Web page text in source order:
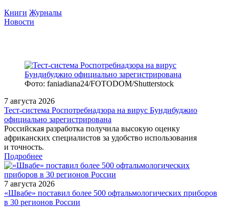
Книги Журналы
Новости
Фото: faniadiana24/FOTODOM/Shutterstock
7 августа 2026
Тест‑система Роспотребнадзора на вирус Бундибуджио
официально зарегистрирована
Российская разработка получила высокую оценку
африканских специалистов за удобство использования
и точность.
Подробнее
7 августа 2026
«Швабе» поставил более 500 офтальмологических приборов
в 30 регионов России